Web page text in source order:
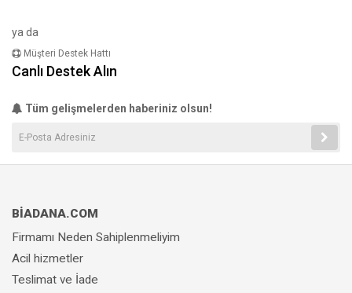
ya da
Müşteri Destek Hattı
Canlı Destek Alın
Tüm gelişmelerden haberiniz olsun!
BİADANA.COM
Firmamı Neden Sahiplenmeliyim
Acil hizmetler
Teslimat ve İade